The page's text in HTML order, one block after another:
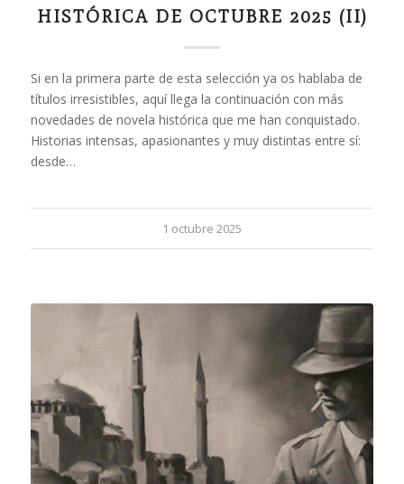
HISTÓRICA DE OCTUBRE 2025 (II)
Si en la primera parte de esta selección ya os hablaba de
títulos irresistibles, aquí llega la continuación con más
novedades de novela histórica que me han conquistado.
Historias intensas, apasionantes y muy distintas entre sí:
desde…
1 octubre 2025